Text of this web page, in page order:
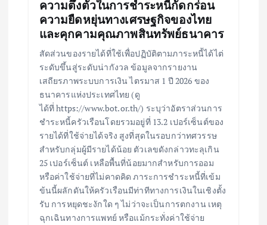
ความตึงตัวในการชำระหนี้กัดกร่อน
ความยืดหยุ่นทางเศรษฐกิจของไทย
และคุกคามคุณภาพสินทรัพย์ธนาคาร
สัดส่วนของรายได้ที่ใช้เพื่อปฏิบัติตามภาระหนี้ได้ไต่
ระดับขึ้นสู่ระดับน่ากังวล ข้อมูลจากรายงาน
เสถียรภาพระบบการเงิน ไตรมาส 1 ปี 2026 ของ
ธนาคารแห่งประเทศไทย (ดู
ได้ที่ https://www.bot.or.th/) ระบุว่าอัตราส่วนการ
ชำระหนี้ครัวเรือนโดยรวมอยู่ที่ 13.2 เปอร์เซ็นต์ของ
รายได้ที่ใช้จ่ายได้จริง สูงที่สุดในรอบกว่าทศวรรษ
สำหรับกลุ่มผู้มีรายได้น้อย ตัวเลขดังกล่าวทะลุเกิน
25 เปอร์เซ็นต์ เหลือพื้นที่น้อยมากสำหรับการออม
หรือค่าใช้จ่ายที่ไม่คาดคิด ภาระการชำระหนี้ที่เข้ม
ข้นนี้ผลักดันให้ครัวเรือนมีท่าทีทางการเงินในเชิงตั้ง
รับ การหยุดชะงักใด ๆ ไม่ว่าจะเป็นการตกงาน เหตุ
ฉุกเฉินทางการแพทย์ หรือแม้กระทั่งค่าใช้จ่าย